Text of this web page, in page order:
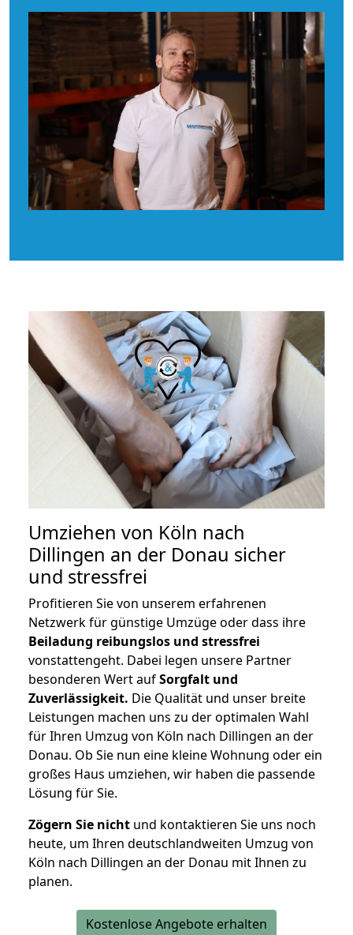
Umziehen von Köln nach
Dillingen an der Donau sicher
und stressfrei
Profitieren Sie von unserem erfahrenen
Netzwerk für günstige Umzüge oder dass ihre
Beiladung reibungslos und stressfrei
vonstattengeht. Dabei legen unsere Partner
besonderen Wert aufSorgfalt und
Zuverlässigkeit. Die Qualität und unser breite
Leistungen machen uns zu der optimalen Wahl
für Ihren Umzug von Köln nach Dillingen an der
Donau. Ob Sie nun eine kleine Wohnung oder ein
großes Haus umziehen, wir haben die passende
Lösung für Sie.
Zögern Sie nicht und kontaktieren Sie uns noch
heute, um Ihren deutschlandweiten Umzug von
Köln nach Dillingen an der Donau mit Ihnen zu
planen.
Kostenlose Angebote erhalten